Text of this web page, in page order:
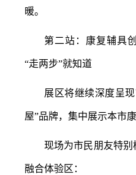
暖。
第二站：康复辅具
“走两步”就知道
展区将继续深度呈
屋”品牌，集中展示本市
现场为市民朋友特
融合体验区：